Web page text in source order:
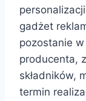
gadżet
pozostanie
producenta,
składników,
termin